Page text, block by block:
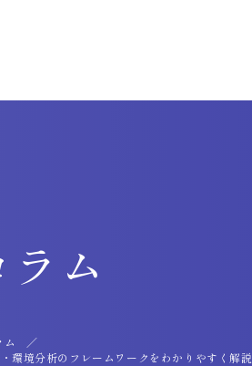
ム
ム
環境分析のフレームワークをわかりやすく解説